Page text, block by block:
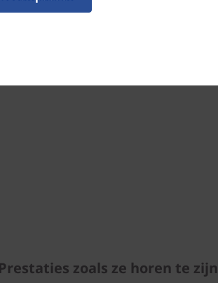
Prestaties zoals ze horen te zijn